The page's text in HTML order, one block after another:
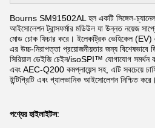
Bourns SM91502AL হল একটি সিঙ্গেল-চ্যানেল
আইসোলেশন ট্রান্সফর্মার মডিউল যা উন্নত নয়েজ
মোড চোক ফিচার করে। ইলেকট্রিক ভেহিকেল (EV)
এর উচ্চ-নিরাপত্তা প্রয়োজনীয়তার জন্য
সিরিয়াল ডেইজি চেইন/isoSPI™ যোগাযোগ সমর্থন
এবং AEC-Q200 কমপ্লায়েন্স সহ, এটি সবচেয়ে
ইন্টিগ্রিটি এবং গ্যালভানিক আইসোলেশন নিশ্চিত করে।
পণ্যের হাইলাইটস: